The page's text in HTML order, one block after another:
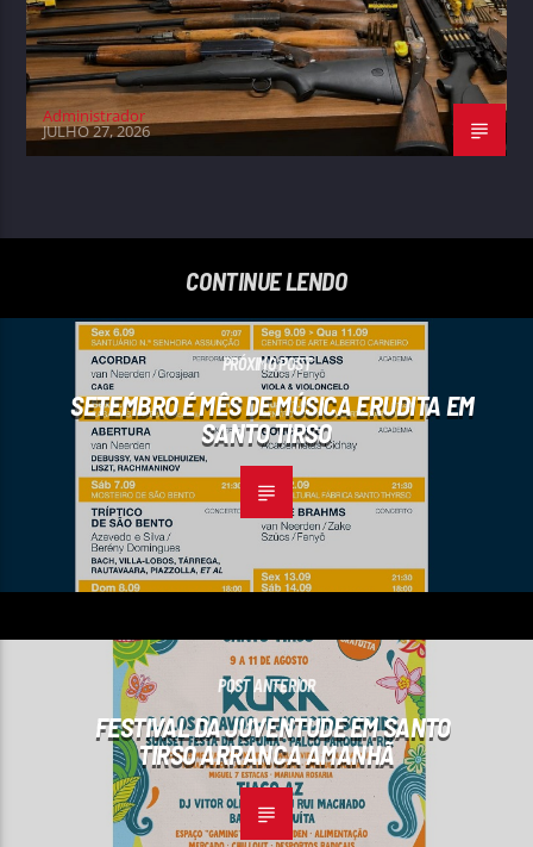
Administrador
JULHO 27, 2026
CONTINUE LENDO
PRÓXIMO POST
SETEMBRO É MÊS DE MÚSICA ERUDITA EM
SANTO TIRSO
POST ANTERIOR
FESTIVAL DA JUVENTUDE EM SANTO
TIRSO ARRANCA AMANHÃ